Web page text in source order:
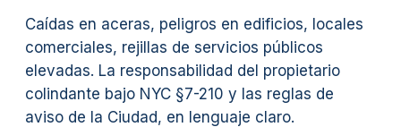
Caídas en aceras, peligros en edificios, locales
comerciales, rejillas de servicios públicos
elevadas. La responsabilidad del propietario
colindante bajo NYC §7-210 y las reglas de
aviso de la Ciudad, en lenguaje claro.